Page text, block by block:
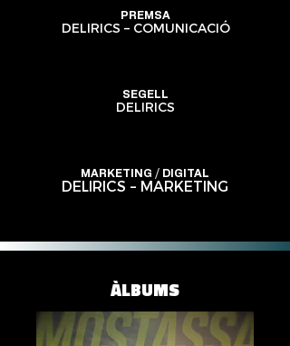
PREMSA
DELIRICS – COMUNICACIÓ
SEGELL
DELIRICS
MARKETING / DIGITAL
DELIRICS – MARKETING
ÀLBUMS